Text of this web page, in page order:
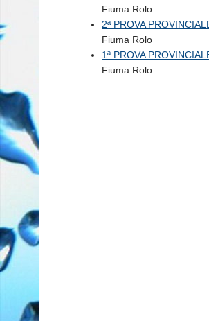
Fiuma Rolo
2ª PROVA
Fiuma Rolo
1ª PROVA
Fiuma Rolo